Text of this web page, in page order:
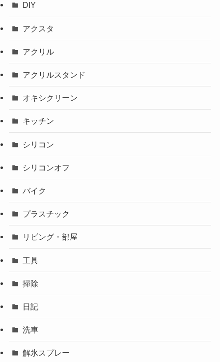
DIY
アクスタ
アクリル
アクリルスタンド
オキシクリーン
キッチン
シリコン
シリコンオフ
バイク
プラスチック
リビング・部屋
工具
掃除
日記
洗車
解氷スプレー